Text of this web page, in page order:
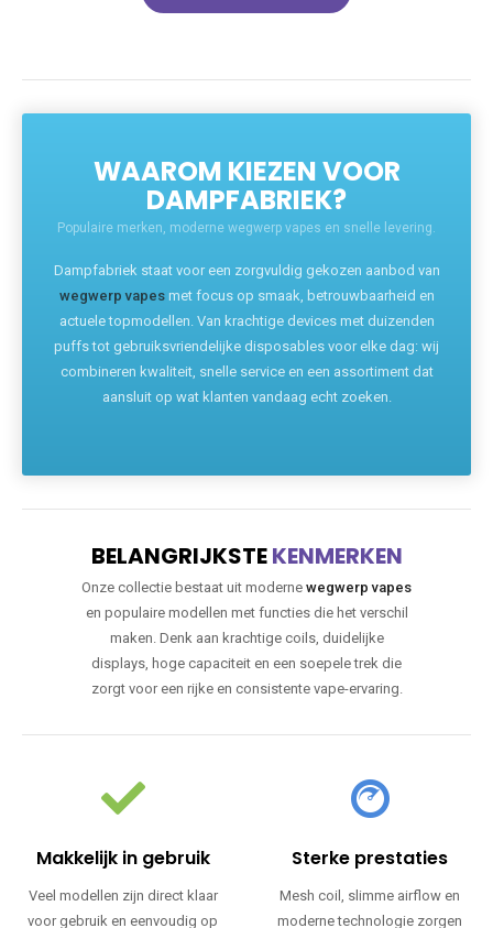
WAAROM KIEZEN VOOR
DAMPFABRIEK?
Populaire merken, moderne wegwerp vapes en snelle levering.
Dampfabriek staat voor een zorgvuldig gekozen aanbod van
wegwerp vapesmet focus op smaak, betrouwbaarheid en
actuele topmodellen. Van krachtige devices met duizenden
puffs tot gebruiksvriendelijke disposables voor elke dag: wij
combineren kwaliteit, snelle service en een assortiment dat
aansluit op wat klanten vandaag echt zoeken.
BELANGRIJKSTEKENMERKEN
Onze collectie bestaat uit moderne wegwerp vapes
en populaire modellen met functies die het verschil
maken. Denk aan krachtige coils, duidelijke
displays, hoge capaciteit en een soepele trek die
zorgt voor een rijke en consistente vape-ervaring.
Makkelijk in gebruik
Veel modellen zijn direct klaar
voor gebruik en eenvoudig op
Sterke prestaties
Mesh coil, slimme airflow en
moderne technologie zorgen